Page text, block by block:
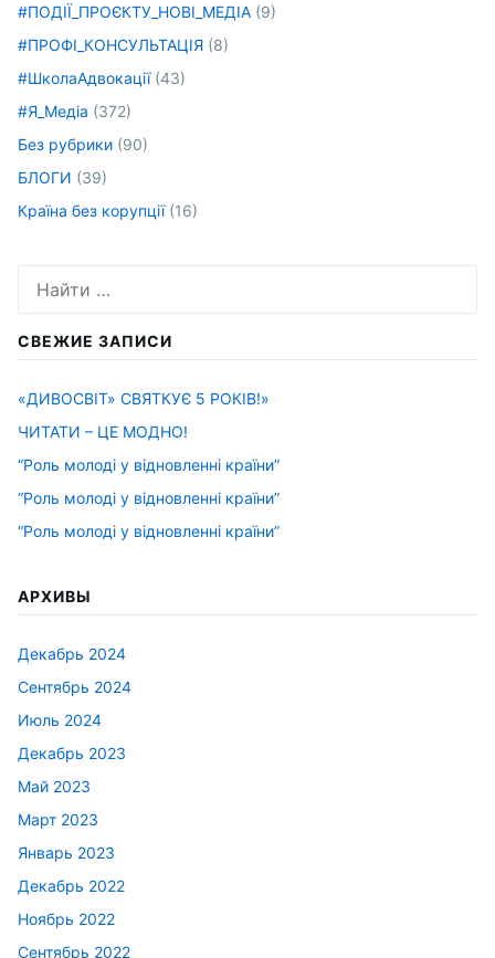
#ПОДІЇ_ПРОЄКТУ_НОВІ_МЕДІА (9)
#ПРОФІ_КОНСУЛЬТАЦІЯ (8)
#ШколаАдвокації(43)
#Я_Медіа (372)
Без рубрики (90)
БЛОГИ (39)
Країна без корупції(16)
СВЕЖИЕ ЗАПИСИ
«ДИВОСВІТ» СВЯТКУЄ 5 РОКІВ!»
ЧИТАТИ – ЦЕ МОДНО!
“Роль молоді у відновленні країни”
“Роль молоді у відновленні країни”
“Роль молоді у відновленні країни”
АРХИВЫ
Декабрь 2024
Сентябрь 2024
Июль 2024
Декабрь 2023
Май 2023
Март 2023
Январь 2023
Декабрь 2022
Ноябрь 2022
Сентябрь 2022